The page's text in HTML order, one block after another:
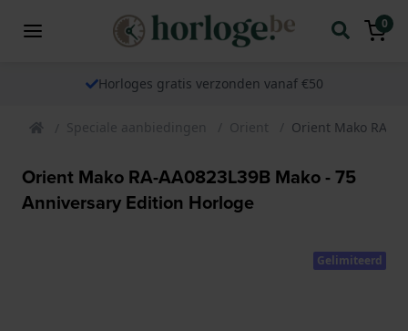
0
Horloges gratis verzonden vanaf €50
Speciale aanbiedingen Orient Orient Mako RA-
Orient Mako RA-AA0823L39B Mako - 75
Anniversary Edition Horloge
Gelimiteerd